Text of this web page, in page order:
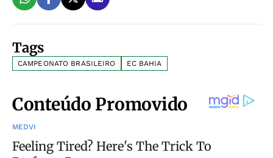
Tags
CAMPEONATO BRASILEIRO EC BAHIA